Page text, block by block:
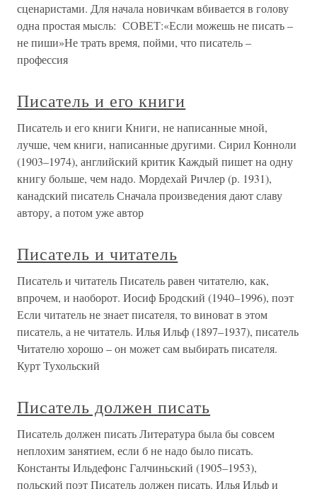
сценаристами. Для начала новичкам вбивается в голову
одна простая мысль: СОВЕТ:«Если можешь не писать –
не пиши»Не трать время, пойми, что писатель –
профессия
Писатель и его книги
Писатель и его книги Книги, не написанные мной,
лучше, чем книги, написанные другими. Сирил Конноли
(1903–1974), английский критик Каждый пишет на одну
книгу больше, чем надо. Мордехай Ричлер (р. 1931),
канадский писатель Сначала произведения дают славу
автору, а потом уже автор
Писатель и читатель
Писатель и читатель Писатель равен читателю, как,
впрочем, и наоборот. Иосиф Бродский (1940–1996), поэт
Если читатель не знает писателя, то виноват в этом
писатель, а не читатель. Илья Ильф (1897–1937), писатель
Читателю хорошо – он может сам выбирать писателя.
Курт Тухольский
Писатель должен писать
Писатель должен писать Литература была бы совсем
неплохим занятием, если б не надо было писать.
Константы Ильдефонс Галчиньский (1905–1953),
польский поэт Писатель должен писать. Илья Ильф и